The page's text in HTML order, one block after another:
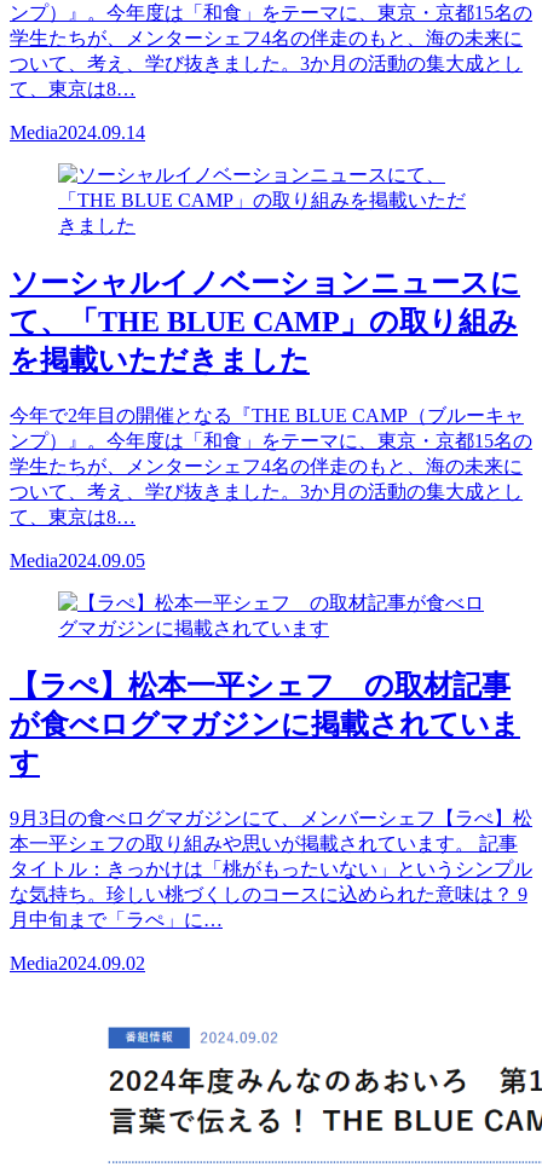
ンプ）』。今年度は「和食」をテーマに、東京・京都15名の
学生たちが、メンターシェフ4名の伴走のもと、海の未来に
ついて、考え、学び抜きました。3か月の活動の集大成とし
て、東京は8…
Media2024.09.14
ソーシャルイノベーションニュースに
て、「THE BLUE CAMP」の取り組み
を掲載いただきました
今年で2年目の開催となる『THE BLUE CAMP（ブルーキャ
ンプ）』。今年度は「和食」をテーマに、東京・京都15名の
学生たちが、メンターシェフ4名の伴走のもと、海の未来に
ついて、考え、学び抜きました。3か月の活動の集大成とし
て、東京は8…
Media2024.09.05
【ラぺ】松本一平シェフ の取材記事
が食べログマガジンに掲載されていま
す
9月3日の食べログマガジンにて、メンバーシェフ【ラぺ】松
本一平シェフの取り組みや思いが掲載されています。 記事
タイトル：きっかけは「桃がもったいない」というシンプル
な気持ち。珍しい桃づくしのコースに込められた意味は？ 9
月中旬まで「ラぺ」に…
Media2024.09.02